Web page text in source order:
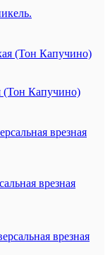
(Тон Капучино)
врезная